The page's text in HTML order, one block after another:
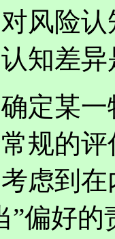
风险
知差
某一
规的
虑到
”偏好